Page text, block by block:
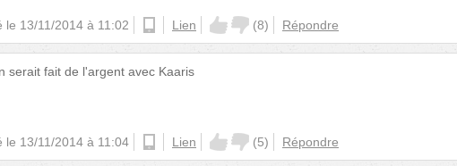
le 13/11/2014 à 11:02 androidLien (8) Répondre
serait fait de l'argent avec Kaaris
le 13/11/2014 à 11:04 androidLien (5) Répondre